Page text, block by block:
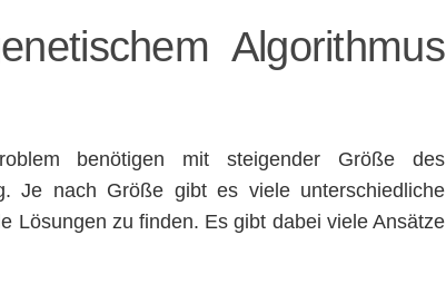
Algorithmus
benötigen mit steigender Größe des
Je nach Größe gibt es viele unterschiedliche
Lösungen zu finden. Es gibt dabei viele Ansätze